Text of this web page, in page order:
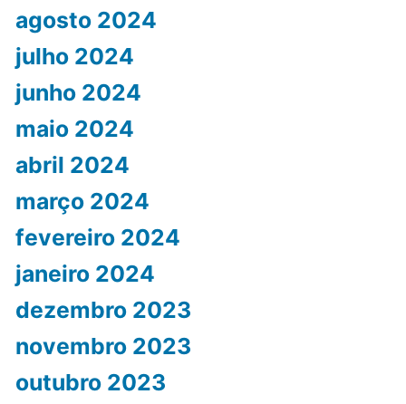
agosto 2024
julho 2024
junho 2024
maio 2024
abril 2024
março 2024
fevereiro 2024
janeiro 2024
dezembro 2023
novembro 2023
outubro 2023